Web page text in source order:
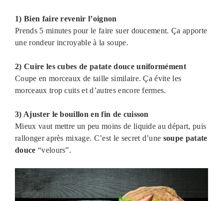
1) Bien faire revenir l’oignon
Prends 5 minutes pour le faire suer doucement. Ça apporte
une rondeur incroyable à la soupe.
2) Cuire les cubes de patate douce uniformément
Coupe en morceaux de taille similaire. Ça évite les
morceaux trop cuits et d’autres encore fermes.
3) Ajuster le bouillon en fin de cuisson
Mieux vaut mettre un peu moins de liquide au départ, puis
rallonger après mixage. C’est le secret d’une soupe patate
douce “velours”.